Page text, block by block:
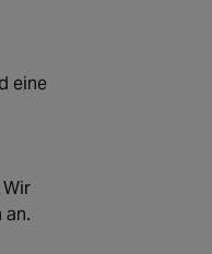
eine
an.